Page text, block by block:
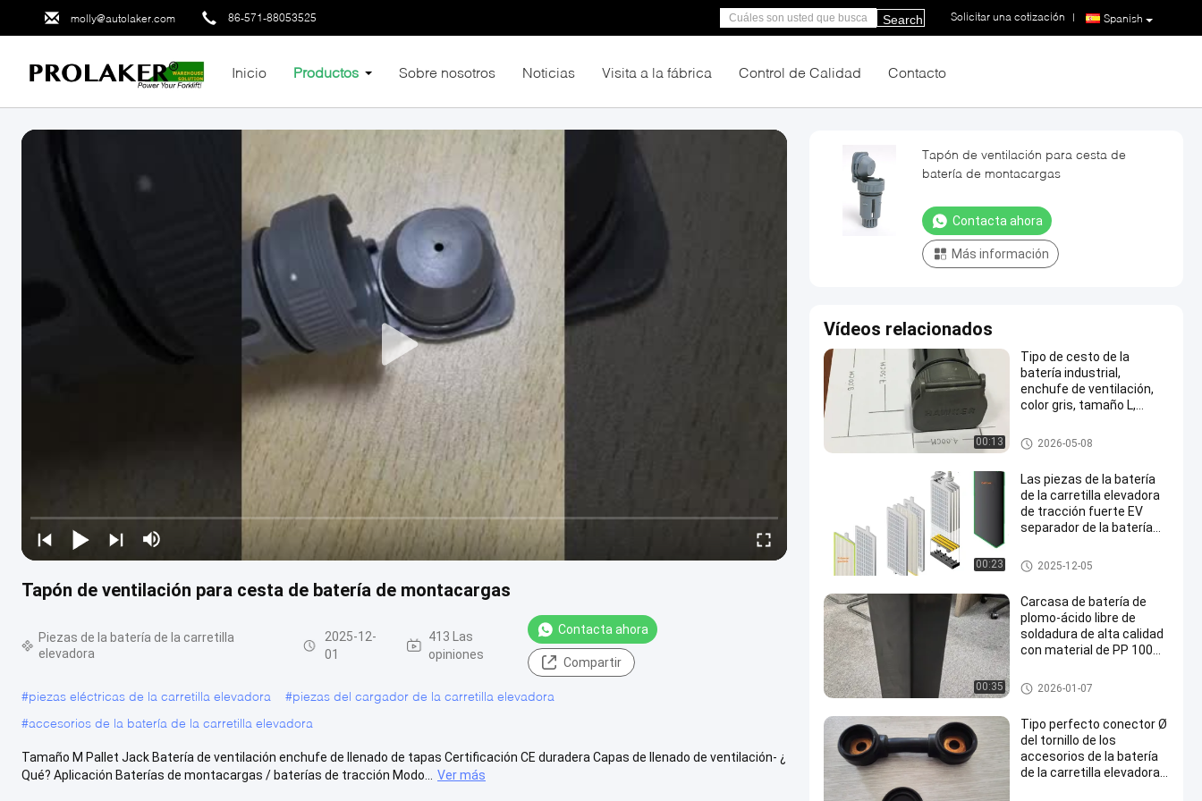
molly@autolaker.com 86-571-88053525 Spanish
Solicitar una cotización |
Search
Inicio Productos Sobre nosotros Noticias Visita a la fábrica Control de Calidad Contacto
Tapón de ventilación para cesta de batería de montacargas
Piezas de la batería de la carretilla
elevadora
2025-12-
01
413 Las
opiniones
Contacta ahora
Compartir
#piezas eléctricas de la carretilla elevadora #piezas del cargador de la carretilla elevadora
#accesorios de la batería de la carretilla elevadora
Tamaño M Pallet Jack Batería de ventilación enchufe de llenado de tapas Certificación CE duradera Capas de llenado de ventilación- ¿
Qué? Aplicación Baterías de montacargas / baterías de tracción Modo...
Ver más
Tapón de ventilación para cesta de
batería de montacargas
Contacta ahora
Más información
Vídeos relacionados
00:13
Tipo de cesto de la
batería industrial,
enchufe de ventilación,
color gris, tamaño L,
Piezas de la batería de la carre
tilla elevadora
2026-05-08
00:23
Las piezas de la batería
de la carretilla elevadora
de tracción fuerte EV
separador de la batería
Piezas de la batería de la carre
tilla elevadora
2025-12-05
00:35
Carcasa de batería de
plomo-ácido libre de
soldadura de alta calidad
con material de PP 100%
personalizable - Caja BCI
Piezas de la batería de la carre
tilla elevadora
2026-01-07
Tipo perfecto conector Ø
del tornillo de los
accesorios de la batería
de la carretilla elevadora